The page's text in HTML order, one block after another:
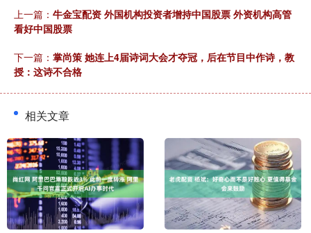
上一篇： 牛金宝配资 外国机构投资者增持中国股票 外资机构高管
看好中国股票
下一篇： 掌尚策 她连上4届诗词大会才夺冠，后在节目中作诗，教
授：这诗不合格
相关文章